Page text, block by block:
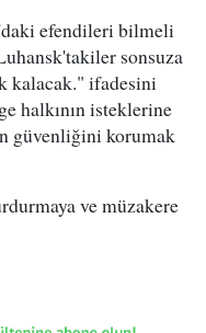
efendileri bilmeli
sonsuza
kalacak." ifadesini
halkının isteklerine
güvenliğini korumak
ve müzakere